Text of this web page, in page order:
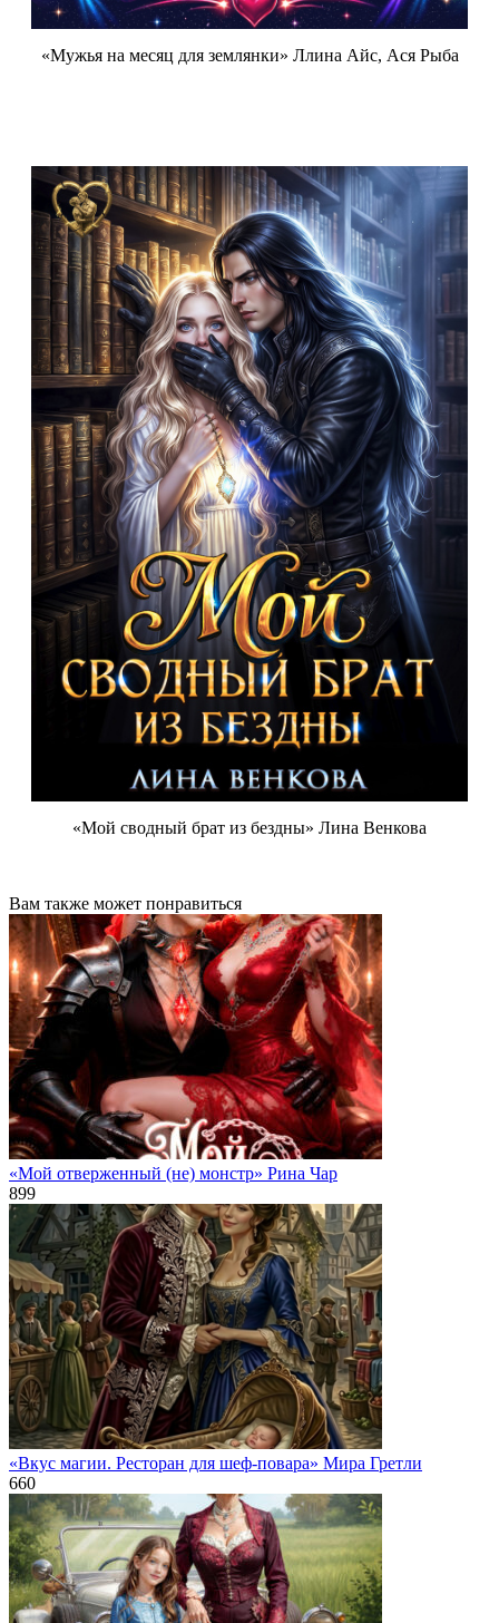
«Мужья на месяц для землянки» Ллина Айс, Ася Рыба
«Мой сводный брат из бездны» Лина Венкова
Вам также может понравиться
«Мой отверженный (не) монстр» Рина Чар
899
«Вкус магии. Ресторан для шеф-повара» Мира Гретли
660